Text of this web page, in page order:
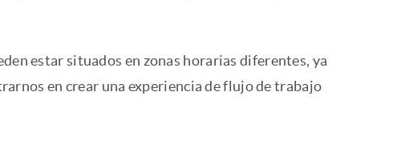
estar situados en zonas horarias diferentes, ya
en crear una experiencia de flujo de trabajo